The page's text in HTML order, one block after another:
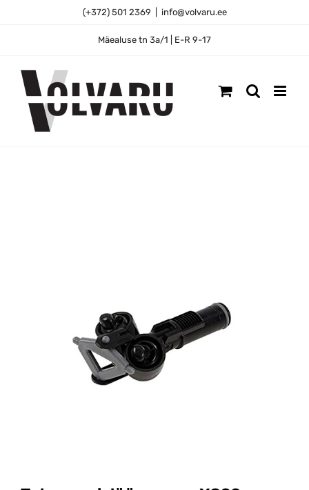
(+372) 501 2369 info@volvaru.ee
Mäealuse tn 3a/1 | E-R 9-17